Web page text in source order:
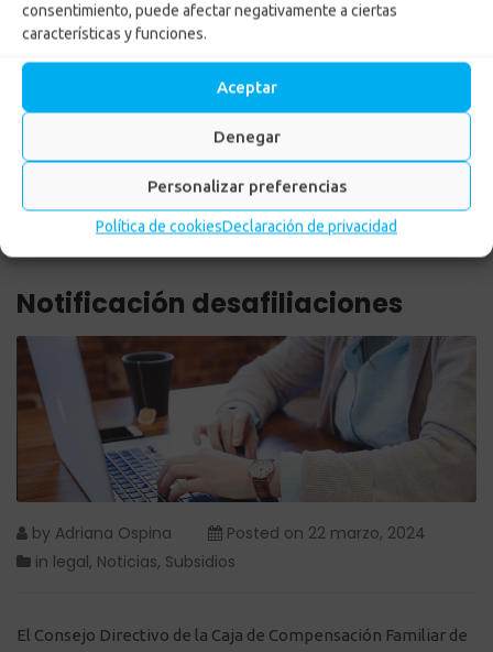
consentimiento, puede afectar negativamente a ciertas
características y funciones.
Aceptar
Denegar
Personalizar preferencias
Política de cookiesDeclaración de privacidad
Notificación
desafiliaciones
Inicio-legal-Notificación desafiliaciones
Notificación desafiliaciones
by Adriana Ospina Posted on 22 marzo, 2024
in legal, Noticias, Subsidios
El Consejo Directivo de la Caja de Compensación Familiar de